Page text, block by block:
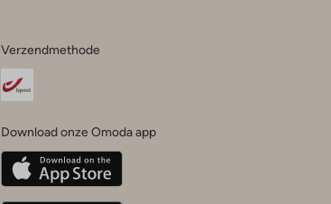
Verzendmethode
Download onze Omoda app